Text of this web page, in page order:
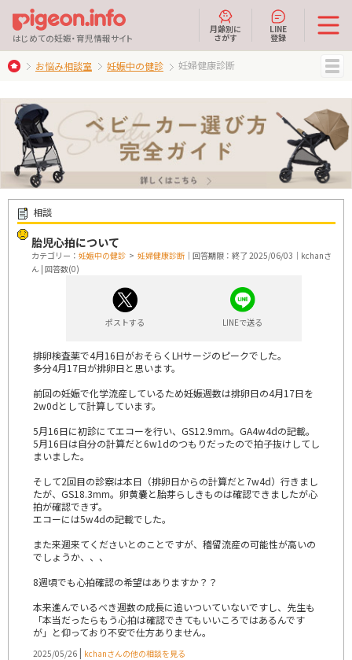
はじめての妊娠・育児情報サイト
月齢別に
さがす
LINE
登録
お悩み相談室 妊娠中の健診 妊婦健康診断
相談
胎児心拍について
カテゴリー： 妊娠中の健診 > 妊婦健康診断 ｜回答期限：終了 2025/06/03｜kchanさ
ん | 回答数(0)
ポストする LINEで送る
排卵検査薬で4月16日がおそらくLHサージのピークでした。
多分4月17日が排卵日と思います。
前回の妊娠で化学流産しているため妊娠週数は排卵日の4月17日を
2w0dとして計算しています。
5月16日に初診にてエコーを行い、GS12.9mm。GA4w4dの記載。
5月16日は自分の計算だと6w1dのつもりだったので拍子抜けしてし
まいました。
そして2回目の診察は本日（排卵日からの計算だと7w4d）行きまし
たが、GS18.3mm。卵黄嚢と胎芽らしきものは確認できましたが心
拍が確認できず。
エコーには5w4dの記載でした。
また来週来てくださいとのことですが、稽留流産の可能性が高いの
でしょうか、、、
8週頃でも心拍確認の希望はありますか？？
本来進んでいるべき週数の成長に追いついていないですし、先生も
「本当だったらもう心拍は確認できてもいいころではあるんです
が」と仰っており不安で仕方ありません。
2025/05/26 | kchanさんの他の相談を見る